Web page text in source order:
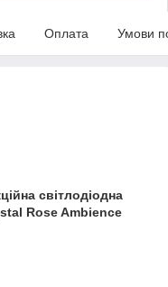
Оплата Умови
світлодіодна
Rose Ambience